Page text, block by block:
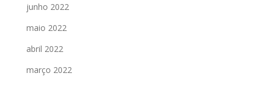
junho 2022
maio 2022
abril 2022
março 2022